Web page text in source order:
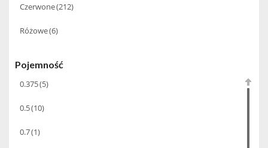
Czerwone(212)
Różowe(6)
Pojemność
0.375(5)
0.5(10)
0.7(1)